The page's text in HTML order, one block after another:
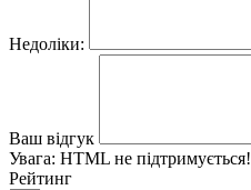
Недоліки:
Ваш відгук
Увага: HTML не підтримується!
Рейтинг